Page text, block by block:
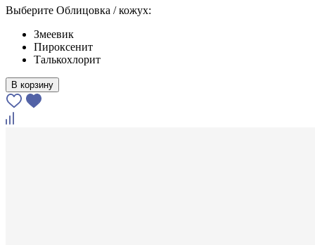
Выберите Облицовка / кожух:
Змеевик
Пироксенит
Талькохлорит
В корзину